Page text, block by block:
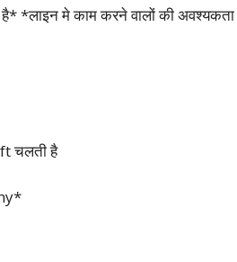
*लाइन मे काम करने वालों की
चलती है